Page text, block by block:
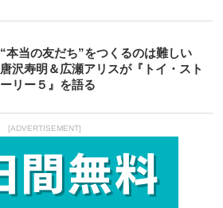
“本当の友だち”をつくるのは難しい
唐沢寿明＆広瀬アリスが『トイ・スト
ーリー５』を語る
[ADVERTISEMENT]